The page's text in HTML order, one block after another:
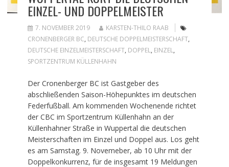
EINZEL- UND DOPPELMEISTER
7. NOVEMBER 2019
KARSTEN-THILO RAAB
CRONENBERGER BC, DEUTSCHE DOPPELMEISTERSCHAFT,
DEUTSCHE EINZELMEISTERSCHAFT, DOPPEL, EINZEL,
SPORTZENTRUM KÜLLENHAHN
Der Cronenberger BC ist Gastgeber des
abschließenden Saison-Höhepunktes im deutschen
Federfußball. Am kommenden Wochenende richtet
der CBC im Sportzentrum Küllenhahn an der
Küllenhahner Straße in Wuppertal die deutschen
Meisterschaften im Einzel und Doppel aus. Los geht
es am Samstag. 9. Novemeber, ab 10 Uhr mit der
Doppelkonkurrenz, für de insgesamt 19 Meldungen